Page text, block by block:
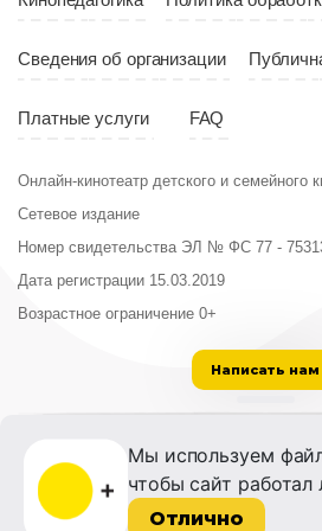
Мы используем
чтобы сайт работал
Отлично
Сведения об организации
Платные услуги FAQ
Онлайн-кинотеатр детского и семейного
Сетевое издание
Номер свидетельства ЭЛ № ФС 77 -
Дата регистрации 15.03.2019
Возрастное ограничение 0+
Написать нам
ООО «Институт развития кино и медиа»
Лицензия на образовательную деятельность
№ Л035-01215-72/00614094 от 30 августа
2022 г.